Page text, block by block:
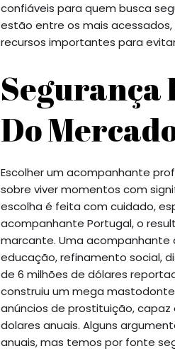
confiáveis para quem busca
estão entre os mais
recursos importantes para
Segurança
Do
Escolher um acompanhante
sobre viver momentos com
escolha é feita com cuidado,
acompanhante Portugal, o
marcante. Uma acompanhante
educação, refinamento social,
de 6 milhões de dólares
construiu um mega
anúncios de prostituição,
dolares anuais. Alguns
anuais, mas temos por fonte